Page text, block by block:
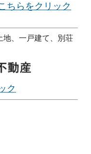
ちらをクリック
地、一戸建て、別荘
ク